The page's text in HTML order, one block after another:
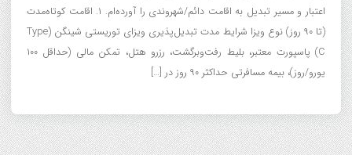
اعتبار و مسیر تبدیل به اقامت دائم/شهروندی را آورده‌ام. ۱. اقامت کوتاه‌مدت
(تا ۹۰ روز) نوع ویزا شرایط مدت تبدیل‌پذیری ویزای توریستی شینگن (Type
C) پاسپورت معتبر، بلیط رفت‌وبرگشت، رزرو هتل، تمکن مالی (حداقل ۱۰۰
یورو/روز)، بیمه مسافرتی حداکثر ۹۰ روز در […]